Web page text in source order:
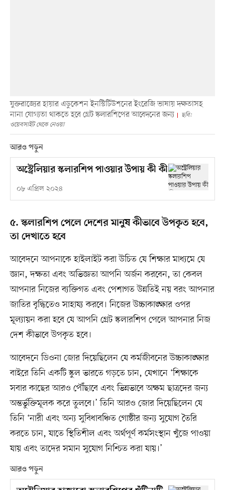
যুক্তরাজ্যের হায়ার এডুকেশন ইনস্টিটিউশনের ইংরেজি ভাষায় দক্ষতাসহ
নানা যোগ্যতা থাকতে হবে গ্রেট স্কলারশিপের আবেদনের জন্য
ছবি:
ওয়েবসাইট থেকে নেওয়া
আরও পড়ুন
অস্ট্রেলিয়ার স্কলারশিপ পাওয়ার উপায় কী কী
০৮ এপ্রিল ২০২৪
৫. স্কলারশিপ পেলে দেশের মানুষ কীভাবে উপকৃত হবে,
তা দেখাতে হবে
আবেদনে আপনাকে হাইলাইট করা উচিত যে শিক্ষার মাধ্যমে যে
জ্ঞান, দক্ষতা এবং অভিজ্ঞতা আপনি অর্জন করবেন, তা কেবল
আপনার নিজের ব্যক্তিগত এবং পেশাগত উন্নতিই নয় বরং আপনার
জাতির বৃদ্ধিতেও সাহায্য করবে। নিজের উচ্চাকাঙ্ক্ষার ওপর
মূল্যায়ন করা হবে যে আপনি গ্রেট স্কলারশিপ পেলে আপনার নিজ
দেশ কীভাবে উপকৃত হবে।
আবেদনে ডিওনা জোর দিয়েছিলেন যে কর্মজীবনের উচ্চাকাঙ্ক্ষার
বাইরে তিনি একটি স্কুল ভারতে গড়তে চান, যেখানে ‘শিক্ষাকে
সবার কাছের আরও পৌঁছাবে এবং ভিন্নভাবে অক্ষম ছাত্রদের জন্য
অন্তর্ভুক্তিমূলক করে তুলবে।’ তিনি আরও জোর দিয়েছিলেন যে
তিনি ‘নারী এবং অন্য সুবিধাবঞ্চিত গোষ্ঠীর জন্য সুযোগ তৈরি
করতে চান, যাতে স্থিতিশীল এবং অর্থপূর্ণ কর্মসংস্থান খুঁজে পাওয়া
যায় এবং তাদের সমান সুযোগ নিশ্চিত করা যায়।’
আরও পড়ুন